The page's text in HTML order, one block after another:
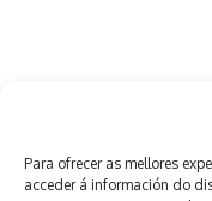
Para ofrecer as mellores
acceder á información do